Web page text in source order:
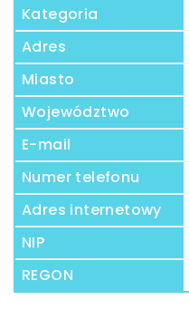
Kategoria
Adres
Miasto
Województwo
E-mail
Numer telefonu
Adres internetowy
NIP
REGON